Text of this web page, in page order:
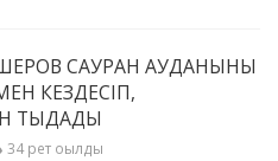
САУРАН АУДАНЫНЫҢ
КЕЗДЕСІП,
ТЫҢДАДЫ
34 рет оқылды